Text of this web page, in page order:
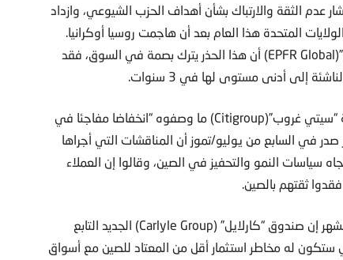
عدم الثقة والارتباك بشأن أهداف الحزب الشيوعي، وازداد
المتحدة هذا العام بعد أن هاجمت روسيا أوكرانيا.
وقد ورد في تقرير صدر هذا الشهر لشركة “إي بي إف آر غلوبال”(EPFR Global) أن هذا الحذر يترك بصمة في السوق، فقد
إلى أدنى مستوى لها في 3 سنوات.
وفي رحلة قام بها أخيرًا إلى لندن، وجد فريق البحث في شركة “سيتي غروب”(Citigroup) ما وصفوه “انخفاضا مفاجئا في
في السابع من يوليو/تموز أن المناقشات التي أجراها
سياسات النمو والتحفيز في الصين، وقالوا إن العملاء
ثقتهم بالصين.
وقال أشخاص مطلعون على هذا الأمر لوكالة “بلومبيرغ” هذا الشهر إن صندوق “كارلايل” (Carlyle Group) الجديد التابع
8.5 مليارات دولار أميركي ستكون له مخاطر استثمار أقل من المعتاد للصين مع أسواق